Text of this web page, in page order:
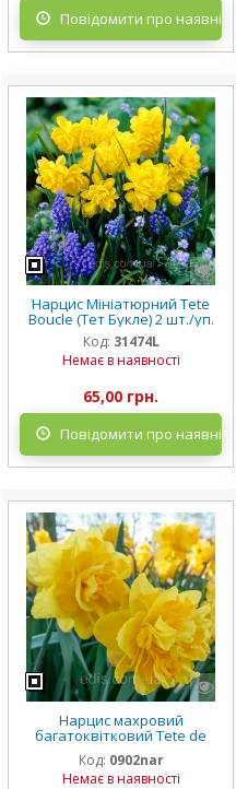
Повідомити про наявність
Нарцис Мініатюрний Tete
Boucle (Тет Букле) 2 шт./уп.
Код: 31474L
Немає в наявності
65,00 грн.
Повідомити про наявність
Нарцис махровий
багатоквітковий Tete de
Luxe (Тет де Лакс) 1 шт./уп.
Код: 0902nar
Немає в наявності